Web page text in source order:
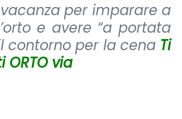
per imparare a
e avere “a portata
contorno per la cena Ti
ORTO via